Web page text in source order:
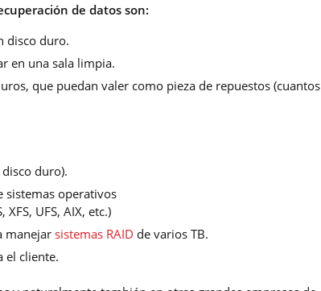
de datos son:
disco duro.
en una sala limpia.
que puedan valer como pieza de repuestos (cuantos
duro).
sistemas operativos
XFS, UFS, AIX, etc.)
manejar sistemas RAID de varios TB.
el cliente.